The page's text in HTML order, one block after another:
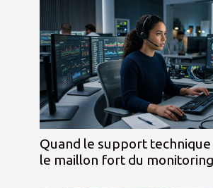
Quand le support
le maillon fort du